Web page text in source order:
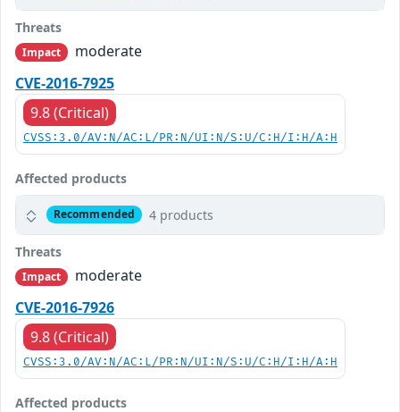
Threats
Impact
moderate
CVE-2016-7925
9.8 (Critical)
CVSS:3.0/AV:N/AC:L/PR:N/UI:N/S:U/C:H/I:H/A:H
Affected products
Recommended 4 products
Threats
Impact
moderate
CVE-2016-7926
9.8 (Critical)
CVSS:3.0/AV:N/AC:L/PR:N/UI:N/S:U/C:H/I:H/A:H
Affected products